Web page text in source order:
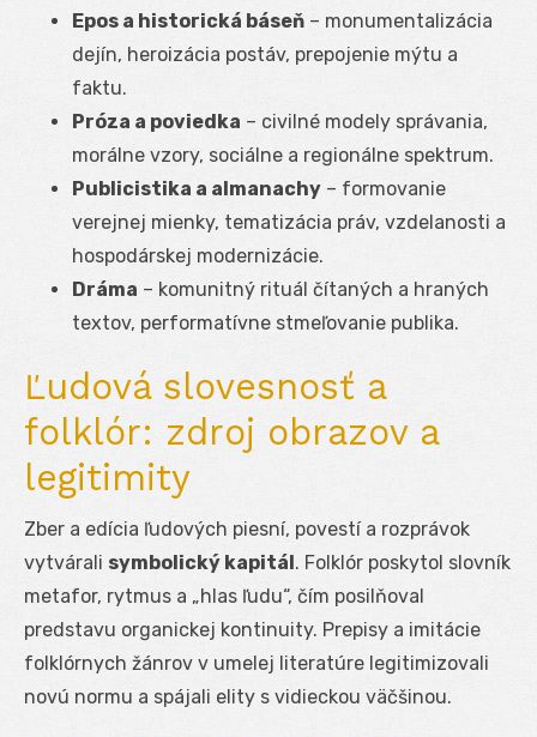
Epos a historická báseň – monumentalizácia
dejín, heroizácia postáv, prepojenie mýtu a
faktu.
Próza a poviedka – civilné modely správania,
morálne vzory, sociálne a regionálne spektrum.
Publicistika a almanachy – formovanie
verejnej mienky, tematizácia práv, vzdelanosti a
hospodárskej modernizácie.
Dráma – komunitný rituál čítaných a hraných
textov, performatívne stmeľovanie publika.
Ľudová slovesnosť a
folklór: zdroj obrazov a
legitimity
Zber a edícia ľudových piesní, povestí a rozprávok
vytvárali symbolický kapitál. Folklór poskytol slovník
metafor, rytmus a „hlas ľudu“, čím posilňoval
predstavu organickej kontinuity. Prepisy a imitácie
folklórnych žánrov v umelej literatúre legitimizovali
novú normu a spájali elity s vidieckou väčšinou.